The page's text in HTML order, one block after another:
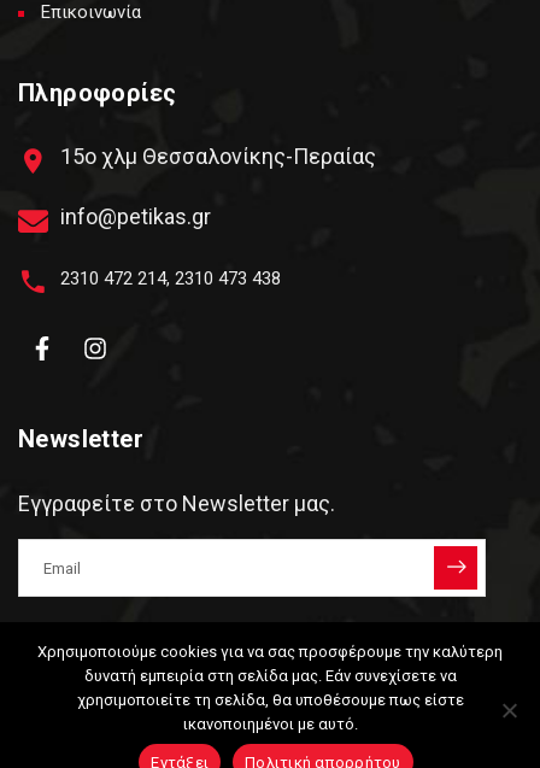
Επικοινωνία
Πληροφορίες
15ο χλμ Θεσσαλονίκης-Περαίας
info@petikas.gr
2310 472 214, 2310 473 438
Newsletter
Εγγραφείτε στο Newsletter μας.
Χρησιμοποιούμε cookies για να σας προσφέρουμε την καλύτερη
δυνατή εμπειρία στη σελίδα μας. Εάν συνεχίσετε να
χρησιμοποιείτε τη σελίδα, θα υποθέσουμε πως είστε
ικανοποιημένοι με αυτό.
Εντάξει Πολιτική απορρήτου
×